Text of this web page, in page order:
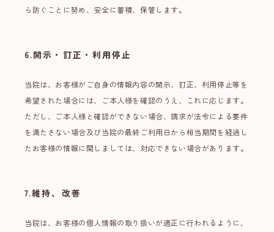
ら防ぐことに努め、安全に蓄積、保管します。
6.開示・訂正・利用停止
当院は、お客様がご自身の情報内容の開示、訂正、利用停止等を
希望された場合には、ご本人様を確認のうえ、これに応じます。
ただし、ご本人様と確認ができない場合、請求が法令による要件
を満たさない場合及び当院の最終ご利用日から相当期間を経過し
たお客様の情報に関しましては、対応できない場合があります。
7.維持、改善
当院は、お客様の個人情報の取り扱いが適正に行われるように、